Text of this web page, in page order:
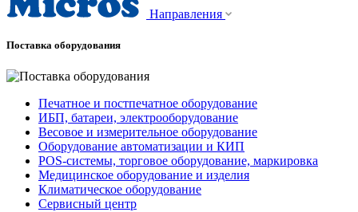
Направления
Поставка оборудования
Печатное и постпечатное оборудование
ИБП, батареи, электрооборудование
Весовое и измерительное оборудование
Оборудование автоматизации и КИП
POS-системы, торговое оборудование, маркировка
Медицинское оборудование и изделия
Климатическое оборудование
Сервисный центр